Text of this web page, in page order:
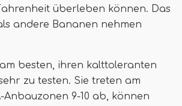
überleben können. Das
andere Bananen nehmen
am besten, ihren kalttoleranten
zu testen. Sie treten am
Anbauzonen 9-10 ab, können